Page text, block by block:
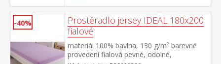
-40%
Prostěradlo jersey IDEAL 180x200
fialové
materiál 100% bavlna, 130 g/m² barevné
provedení fialová pevné, odolné,